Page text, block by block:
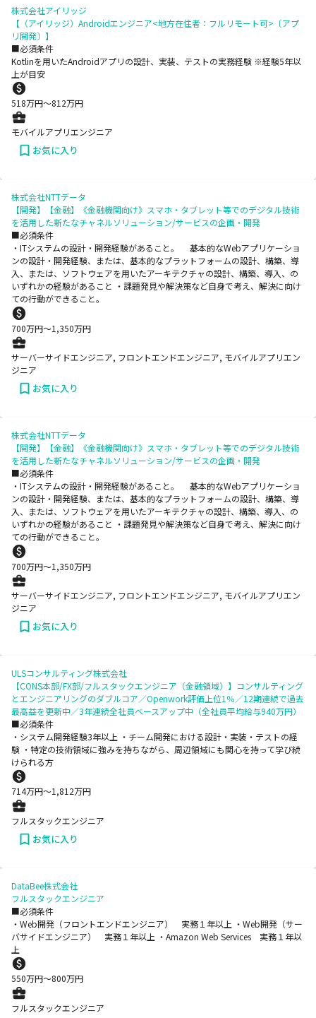
株式会社アイリッジ
【（アイリッジ）Androidエンジニア<地方在住者：フルリモート可>〔アプ
リ開発〕】
■必須条件
Kotlinを用いたAndroidアプリの設計、実装、テストの実務経験 ※経験5年以
上が目安
518万円〜812万円
モバイルアプリエンジニア
お気に入り
株式会社NTTデータ
【開発】【金融】《金融機関向け》スマホ・タブレット等でのデジタル技術
を活用した新たなチャネルソリューション/サービスの企画・開発
■必須条件
・ITシステムの設計・開発経験があること。 基本的なWebアプリケーショ
ンの設計・開発経験、または、基本的なプラットフォームの設計、構築、導
入、または、ソフトウェアを用いたアーキテクチャの設計、構築、導入、の
いずれかの経験があること ・課題発見や解決策など自身で考え、解決に向け
ての行動ができること。
700万円〜1,350万円
サーバーサイドエンジニア, フロントエンドエンジニア, モバイルアプリエン
ジニア
お気に入り
株式会社NTTデータ
【開発】【金融】《金融機関向け》スマホ・タブレット等でのデジタル技術
を活用した新たなチャネルソリューション/サービスの企画・開発
■必須条件
・ITシステムの設計・開発経験があること。 基本的なWebアプリケーショ
ンの設計・開発経験、または、基本的なプラットフォームの設計、構築、導
入、または、ソフトウェアを用いたアーキテクチャの設計、構築、導入、の
いずれかの経験があること ・課題発見や解決策など自身で考え、解決に向け
ての行動ができること。
700万円〜1,350万円
サーバーサイドエンジニア, フロントエンドエンジニア, モバイルアプリエン
ジニア
お気に入り
ULSコンサルティング株式会社
【CONS本部/FX部/フルスタックエンジニア（金融領域）】コンサルティング
とエンジニアリングのダブルコア／Openwork評価上位1％／12期連続で過去
最高益を更新中／3年連続全社員ベースアップ中（全社員平均給与940万円）
■必須条件
・システム開発経験3年以上 ・チーム開発における設計・実装・テストの経
験 ・特定の技術領域に強みを持ちながら、周辺領域にも関心を持って学び続
けられる方
714万円〜1,812万円
フルスタックエンジニア
お気に入り
DataBee株式会社
フルスタックエンジニア
■必須条件
・Web開発（フロントエンドエンジニア） 実務１年以上 ・Web開発（サー
バサイドエンジニア） 実務１年以上 ・Amazon Web Services 実務１年以
上
550万円〜800万円
フルスタックエンジニア